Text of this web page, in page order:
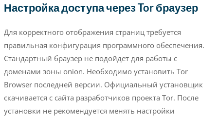
Настройка доступа через Tor браузер
Для корректного отображения страниц требуется
правильная конфигурация программного обеспечения.
Стандартный браузер не подойдет для работы с
доменами зоны onion. Необходимо установить Tor
Browser последней версии. Официальный установщик
скачивается с сайта разработчиков проекта Tor. После
установки не рекомендуется менять настройки